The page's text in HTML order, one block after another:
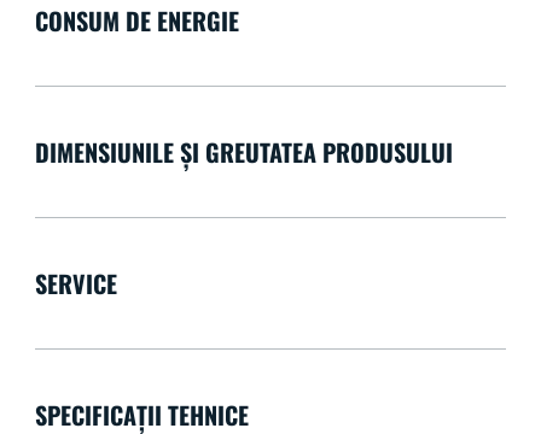
CONSUM DE ENERGIE
DIMENSIUNILE ȘI GREUTATEA PRODUSULUI
SERVICE
SPECIFICAȚII TEHNICE